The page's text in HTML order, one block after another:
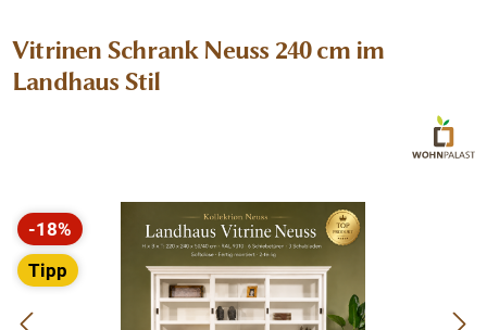
Vitrinen Schrank Neuss 240 cm im
Landhaus Stil
Bildergalerie überspringen
-18%
Rabatt
Tipp